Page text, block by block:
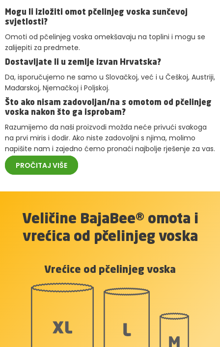
Mogu li izložiti omot pčelinjeg voska sunčevoj
svjetlosti?
Omoti od pčelinjeg voska omekšavaju na toplini i mogu se
zalijepiti za predmete.
Dostavljate li u zemlje izvan Hrvatska?
Da, isporučujemo ne samo u Slovačkoj, već i u Češkoj, Austriji,
Mađarskoj, Njemačkoj i Poljskoj.
Što ako nisam zadovoljan/na s omotom od pčelinjeg
voska nakon što ga isprobam?
Razumijemo da naši proizvodi možda neće privući svakoga
na prvi miris i dodir. Ako niste zadovoljni s njima, molimo
napišite nam i zajedno ćemo pronaći najbolje rješenje za vas.
PROČITAJ VIŠE
Veličine BajaBee® omota i
vrećica od pčelinjeg voska
Vrećice od pčelinjeg voska